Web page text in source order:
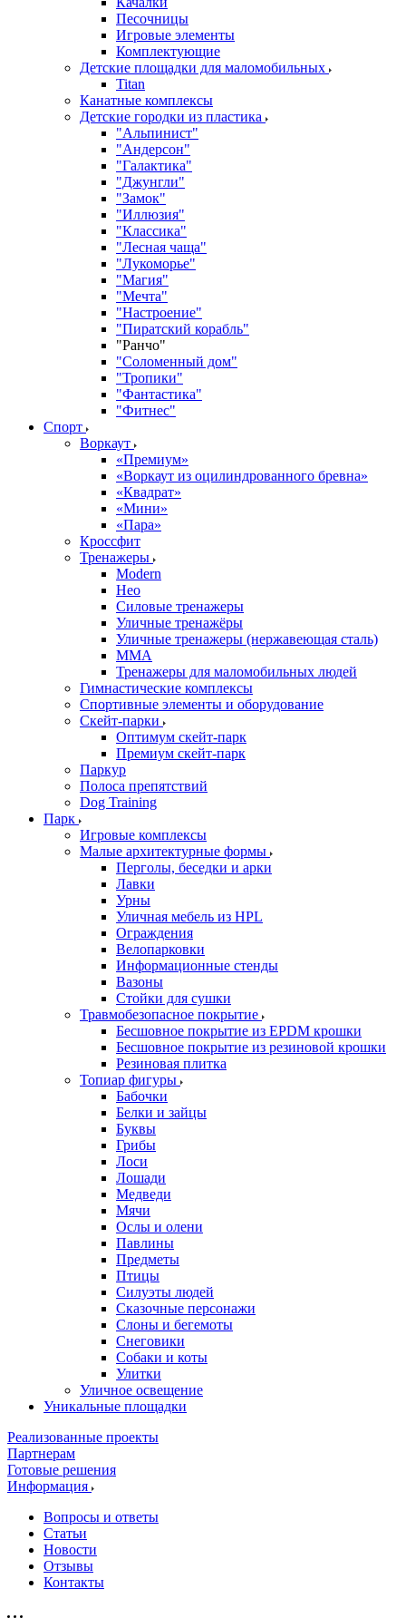
Песочницы
Игровые элементы
Комплектующие
Детские площадки для маломобильных
Titan
Канатные комплексы
Детские городки из пластика
"Альпинист"
"Андерсон"
"Галактика"
"Джунгли"
"Замок"
"Иллюзия"
"Классика"
"Лесная чаща"
"Лукоморье"
"Магия"
"Мечта"
"Настроение"
"Пиратский корабль"
"Ранчо"
"Соломенный дом"
"Тропики"
"Фантастика"
"Фитнес"
Спорт
Воркаут
«Премиум»
«Воркаут из оцилиндрованного бревна»
«Квадрат»
«Мини»
«Пара»
Кроссфит
Тренажеры
Modern
Нео
Силовые тренажеры
Уличные тренажёры
Уличные тренажеры (нержавеющая сталь)
ММА
Тренажеры для маломобильных людей
Гимнастические комплексы
Спортивные элементы и оборудование
Скейт-парки
Оптимум скейт-парк
Премиум скейт-парк
Паркур
Полоса препятствий
Dog Training
Парк
Игровые комплексы
Малые архитектурные формы
Перголы, беседки и арки
Лавки
Урны
Уличная мебель из HPL
Ограждения
Велопарковки
Информационные стенды
Вазоны
Стойки для сушки
Травмобезопасное покрытие
Бесшовное покрытие из EPDM крошки
Бесшовное покрытие из резиновой крошки
Резиновая плитка
Топиар фигуры
Бабочки
Белки и зайцы
Буквы
Грибы
Лоси
Лошади
Медведи
Мячи
Ослы и олени
Павлины
Предметы
Птицы
Силуэты людей
Сказочные персонажи
Слоны и бегемоты
Снеговики
Собаки и коты
Улитки
Уличное освещение
Уникальные площадки
Реализованные проекты
Партнерам
Готовые решения
Информация
Вопросы и ответы
Статьи
Новости
Отзывы
Контакты